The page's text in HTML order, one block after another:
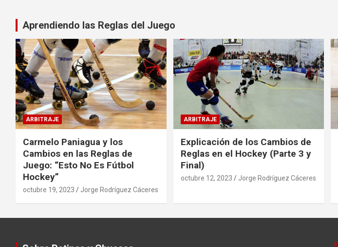
Aprendiendo las Reglas del Juego
ARBITRAJE
Carmelo Paniagua y los
Cambios en las Reglas de
Juego: “Esto No Es Fútbol
Hockey”
octubre 19, 2023 Jorge Rodríguez Cáceres
ARBITRAJE
Explicación de los Cambios de
Reglas en el Hockey (Parte 3 y
Final)
octubre 12, 2023 Jorge Rodríguez Cáceres